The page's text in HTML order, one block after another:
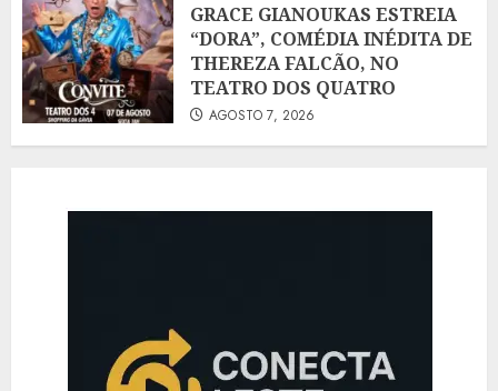
GRACE GIANOUKAS ESTREIA
“DORA”, COMÉDIA INÉDITA DE
THEREZA FALCÃO, NO
TEATRO DOS QUATRO
AGOSTO 7, 2026